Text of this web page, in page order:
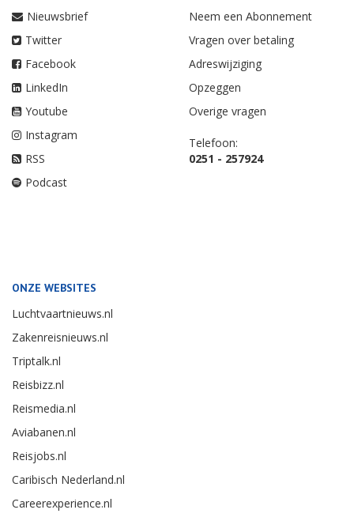
Nieuwsbrief
Twitter
Facebook
LinkedIn
Youtube
Instagram
RSS
Podcast
Neem een Abonnement
Vragen over betaling
Adreswijziging
Opzeggen
Overige vragen
Telefoon:
0251 - 257924
ONZE WEBSITES
Luchtvaartnieuws.nl
Zakenreisnieuws.nl
Triptalk.nl
Reisbizz.nl
Reismedia.nl
Aviabanen.nl
Reisjobs.nl
Caribisch Nederland.nl
Careerexperience.nl